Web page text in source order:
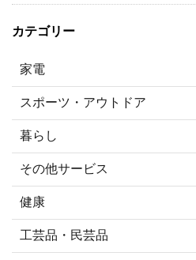
カテゴリー
家電
スポーツ・アウトドア
暮らし
その他サービス
健康
工芸品・民芸品